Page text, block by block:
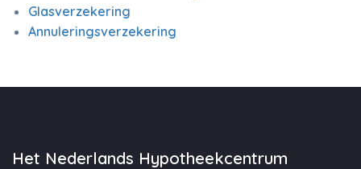
Glasverzekering
Annuleringsverzekering
Het Nederlands Hypotheekcentrum